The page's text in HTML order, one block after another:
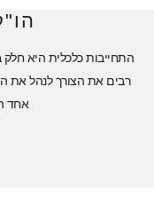
התחייבות כלכלית היא חלק
רבים את הצורך לנהל את
אחד